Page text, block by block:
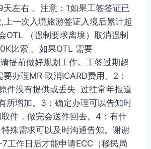
左右 。注意：1如果工签签证已
上一次入境旅游签证入境后累计超
OTL （强制要求离境）取消强制
比索 。如果OTL 需要
提前做好规划工作。工签过期超
办理MR 取消ICARD费用。2：
件没有提供或丢失 过往常年报道
所增加。3：确定办理可以告知时
件，做完会送件回去。4：有什
殊需求可以及时沟通告知。谢谢
工作日后才能申请ECC（移民局